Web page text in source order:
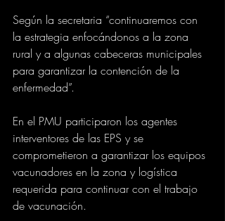
Según la secretaria “continuaremos con
la estrategia enfocándonos a la zona
rural y a algunas cabeceras municipales
para garantizar la contención de la
enfermedad”.
En el PMU participaron los agentes
interventores de las EPS y se
comprometieron a garantizar los equipos
vacunadores en la zona y logística
requerida para continuar con el trabajo
de vacunación.